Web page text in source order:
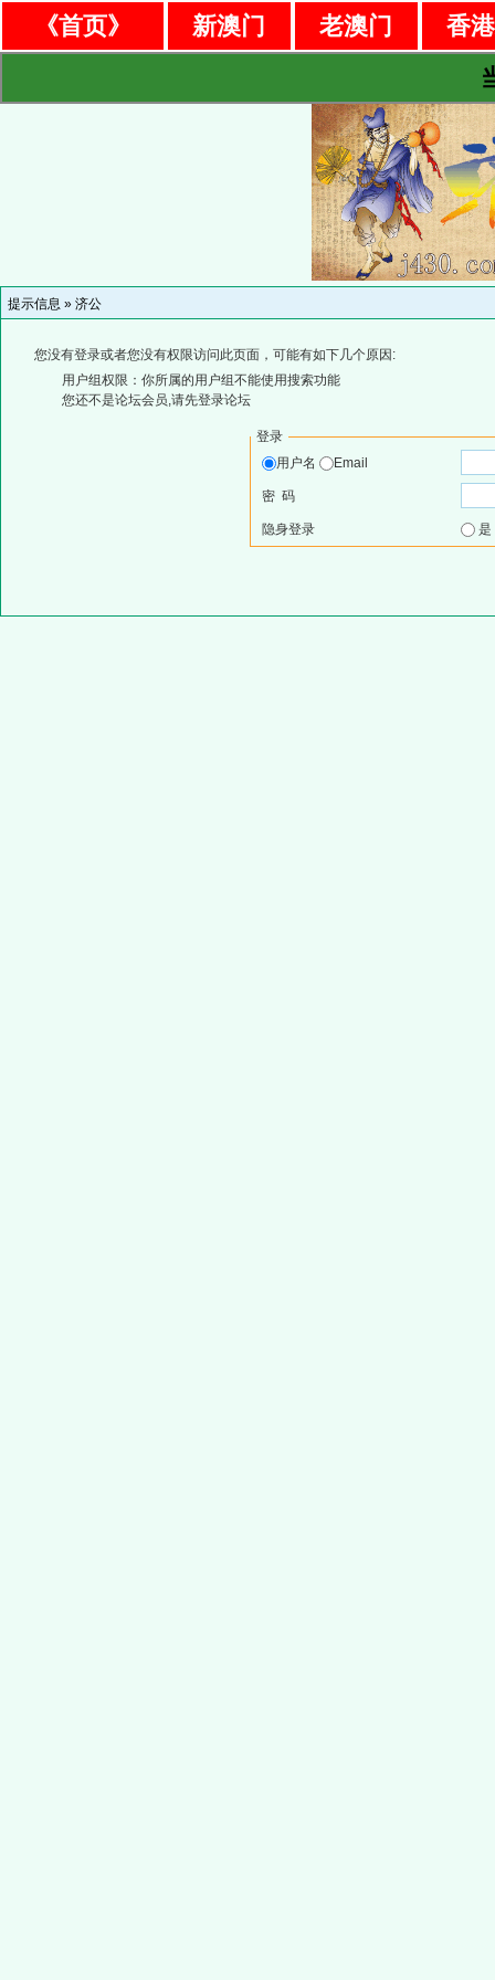
《首页》 新澳门 老澳门
香
提示信息 » 济公
您没有登录或者您没有权限访问此页面，可能有如下几个原因:
用户组权限：你所属的用户组不能使用搜索功能
您还不是论坛会员,请先登录论坛
登录
用户名
Email
密 码
隐身登录